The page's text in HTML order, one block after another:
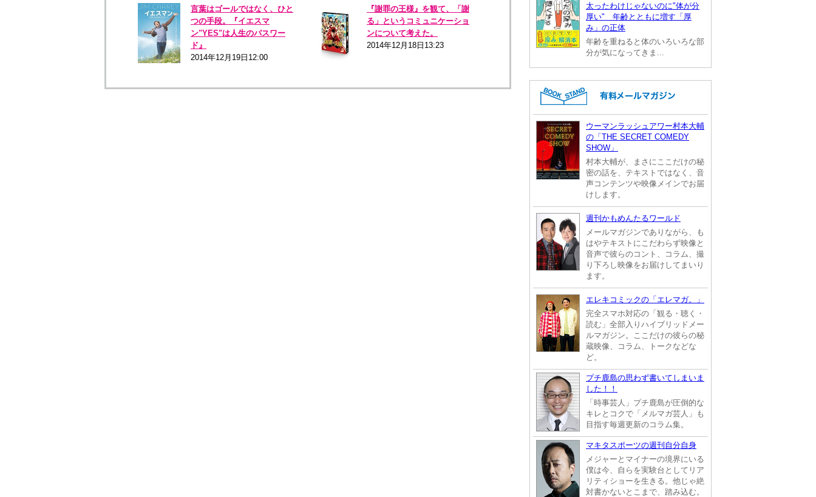
言葉はゴールではなく、ひと
つの手段。『イエスマ
ン"YES"は人生のパスワー
ド』
2014年12月19日12:00
『謝罪の王様』を観て、「謝
る」というコミュニケーショ
ンについて考えた。
2014年12月18日13:23
太ったわけじゃないのに"体が分
厚い" 年齢とともに増す「厚
み」の正体
年齢を重ねると体のいろいろな部
分が気になってきま...
ウーマンラッシュアワー村本大輔
の「THE SECRET COMEDY
SHOW」
村本大輔が、まさにここだけの秘
密の話を、テキストではなく、音
声コンテンツや映像メインでお届
けします。
週刊かもめんたるワールド
メールマガジンでありながら、も
はやテキストにこだわらず映像と
音声で彼らのコント、コラム、撮
り下ろし映像をお届けしてまいり
ます。
エレキコミックの「エレマガ。」
完全スマホ対応の「観る・聴く・
読む」全部入りハイブリッドメー
ルマガジン。ここだけの彼らの秘
蔵映像、コラム、トークなどな
ど。
プチ鹿島の思わず書いてしまいま
した！！
「時事芸人」プチ鹿島が圧倒的な
キレとコクで「メルマガ芸人」も
目指す毎週更新のコラム集。
マキタスポーツの週刊自分自身
メジャーとマイナーの境界にいる
僕は今、自らを実験台としてリア
リティショーを生きる。他じゃ絶
対書かないとこまで、踏み込む。